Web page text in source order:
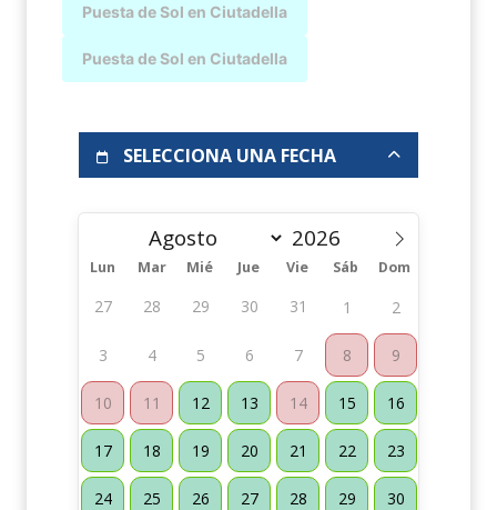
Puesta de Sol en Ciutadella
Puesta de Sol en Ciutadella